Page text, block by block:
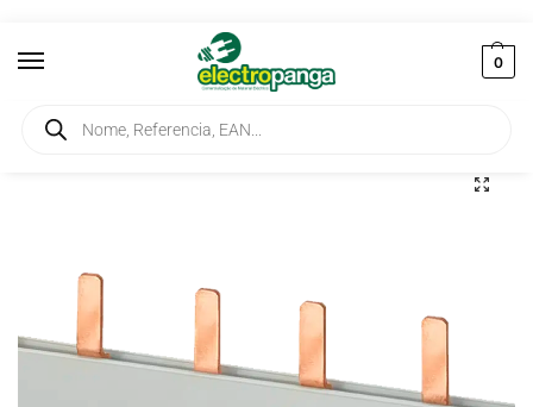
0
Início / Elementos de Ligação / Barramentos